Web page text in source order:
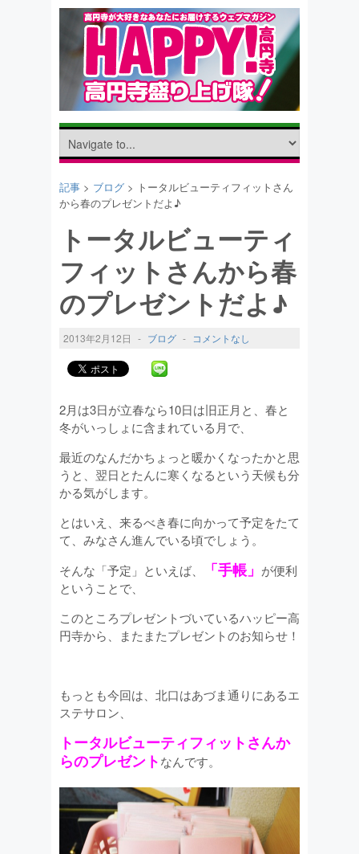
記事 > ブログ > トータルビューティフィットさん
から春のプレゼントだよ♪
トータルビューティ
フィットさんから春
のプレゼントだよ♪
2013年2月12日 - ブログ - コメントなし
2月は3日が立春なら10日は旧正月と、春と
冬がいっしょに含まれている月で、
最近のなんだかちょっと暖かくなったかと思
うと、翌日とたんに寒くなるという天候も分
かる気がします。
とはいえ、来るべき春に向かって予定をたて
て、みなさん進んでいる頃でしょう。
そんな「予定」といえば、
「手帳」 が便利
ということで、
このところプレゼントづいているハッピー高
円寺から、またまたプレゼントのお知らせ！
もっとも今回は、北口はあづま通りにあるエ
ステサロン、
トータルビューティフィットさんか
らのプレゼントなんです。